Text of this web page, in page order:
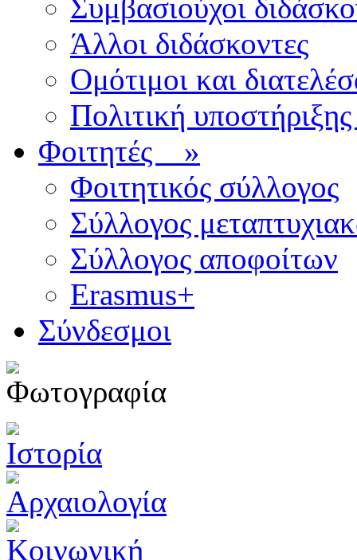
Συμβασιούχοι
Άλλοι διδάσκοντες
Ομότιμοι και
Πολιτική
Φοιτητές »
Φοιτητικός σύλλογος
Σύλλογος
Σύλλογος αποφοίτων
Erasmus+
Σύνδεσμοι